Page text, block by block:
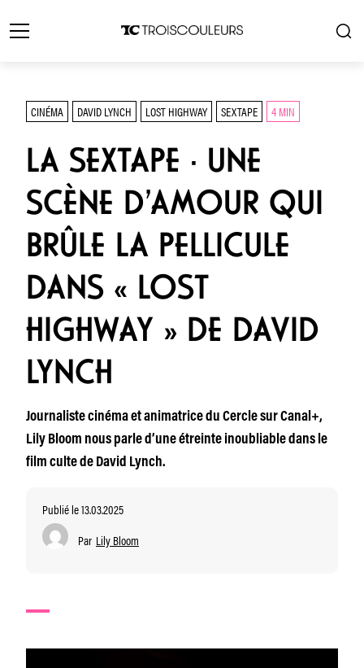
CINÉMA DAVID LYNCH LOST HIGHWAY SEXTAPE 4 MIN
LA SEXTAPE · UNE
SCÈNE D’AMOUR QUI
BRÛLE LA PELLICULE
DANS « LOST
HIGHWAY » DE DAVID
LYNCH
Journaliste cinéma et animatrice du Cercle sur Canal+,
Lily Bloom nous parle d’une étreinte inoubliable dans le
film culte de David Lynch.
Publié le 13.03.2025
Par Lily Bloom